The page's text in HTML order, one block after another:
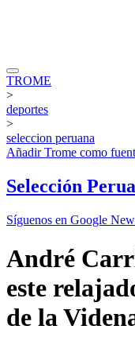
TROME
>
deportes
>
seleccion peruana
AñadirTrome como
Selección
Síguenos en Google
André
este
de la